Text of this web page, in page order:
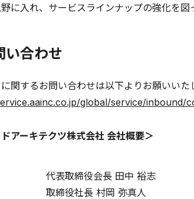
に入れ、サービスラインナップの強化を図
い合わせ
関するお問い合わせは以下よりお願いいた
global/service/inbound/
アーキテクツ株式会社 会社概要＞
代表取締役会長 田中 裕志
取締役社長 村岡 弥真人